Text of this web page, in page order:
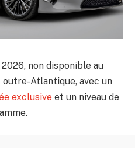
2026, non disponible au
Atlantique, avec un
exclusive et un niveau de